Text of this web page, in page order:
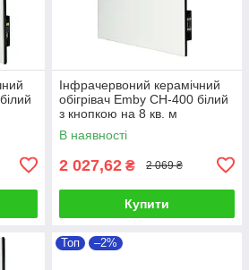
Інфрачервоний керамічний
обігрівач Emby CH-400 білий
з кнопкою на 8 кв. м
В наявності
2 027,62 ₴ 2 069 ₴
Купити
Топ –2%